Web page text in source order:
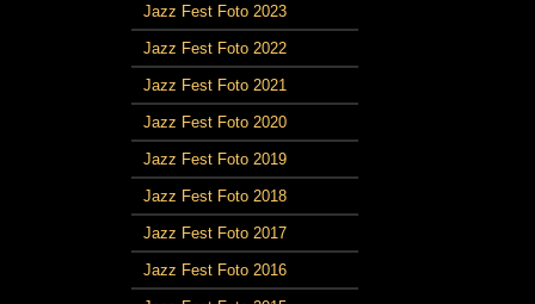
Jazz Fest Foto 2023
Jazz Fest Foto 2022
Jazz Fest Foto 2021
Jazz Fest Foto 2020
Jazz Fest Foto 2019
Jazz Fest Foto 2018
Jazz Fest Foto 2017
Jazz Fest Foto 2016